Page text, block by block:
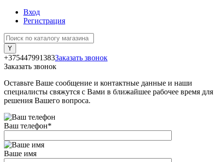
Вход
Регистрация
+375447991383Заказать звонок
Заказать звонок
Оставьте Ваше сообщение и контактные данные и наши
специалисты свяжутся с Вами в ближайшее рабочее время для
решения Вашего вопроса.
Ваш телефон*
Ваше имя